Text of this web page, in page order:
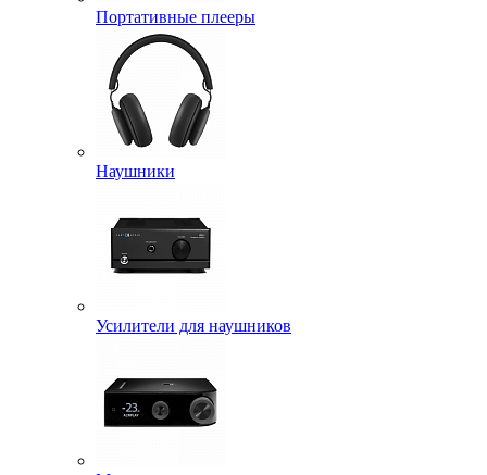
Портативные плееры
Наушники
Усилители для наушников